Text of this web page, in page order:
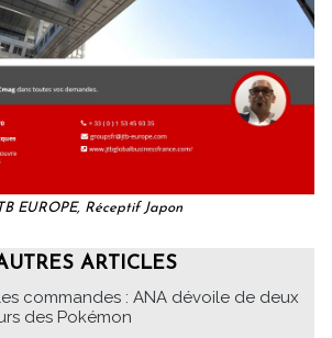
EUROPE, Réceptif Japon
ARTICLES
commandes : ANA dévoile de deux
des Pokémon